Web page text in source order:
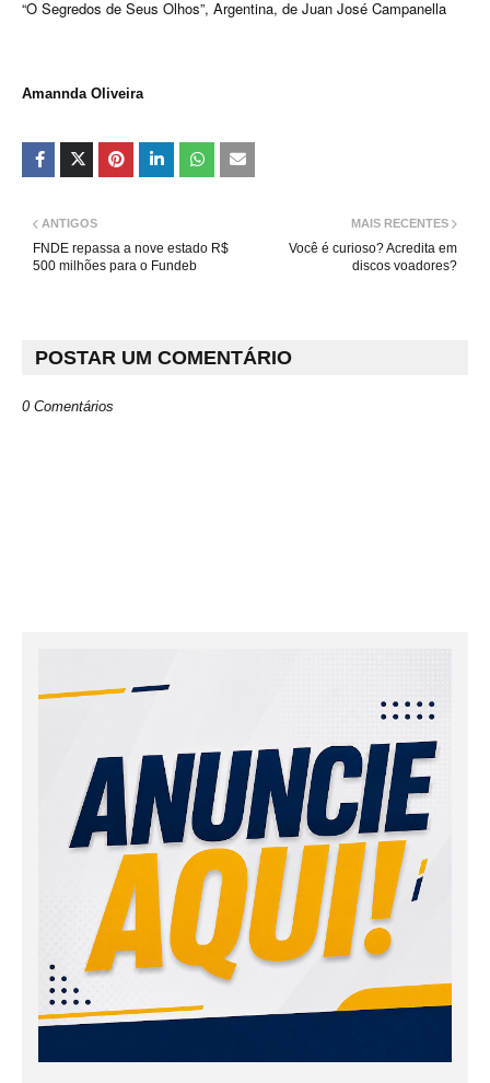
“O Segredos de Seus Olhos”, Argentina, de Juan José Campanella
Amannda Oliveira
MAIS RECENTES
Você é curioso? Acredita em
discos voadores?
ANTIGOS
FNDE repassa a nove estado R$
500 milhões para o Fundeb
POSTAR UM COMENTÁRIO
0 Comentários